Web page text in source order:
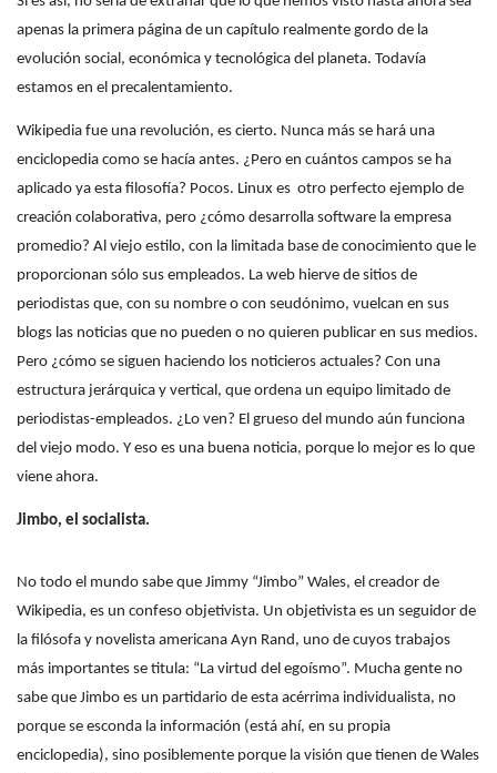
apenas la primera página de un capítulo realmente gordo de la
evolución social, económica y tecnológica del planeta. Todavía
estamos en el precalentamiento.
Wikipedia fue una revolución, es cierto. Nunca más se hará una
enciclopedia como se hacía antes. ¿Pero en cuántos campos se ha
aplicado ya esta filosofía? Pocos. Linux es otro perfecto ejemplo de
creación colaborativa, pero ¿cómo desarrolla software la empresa
promedio? Al viejo estilo, con la limitada base de conocimiento que le
proporcionan sólo sus empleados. La web hierve de sitios de
periodistas que, con su nombre o con seudónimo, vuelcan en sus
blogs las noticias que no pueden o no quieren publicar en sus medios.
Pero ¿cómo se siguen haciendo los noticieros actuales? Con una
estructura jerárquica y vertical, que ordena un equipo limitado de
periodistas-empleados. ¿Lo ven? El grueso del mundo aún funciona
del viejo modo. Y eso es una buena noticia, porque lo mejor es lo que
viene ahora.
Jimbo, el socialista.
No todo el mundo sabe que Jimmy “Jimbo” Wales, el creador de
Wikipedia, es un confeso objetivista. Un objetivista es un seguidor de
la filósofa y novelista americana Ayn Rand, uno de cuyos trabajos
más importantes se titula: “La virtud del egoísmo”. Mucha gente no
sabe que Jimbo es un partidario de esta acérrima individualista, no
porque se esconda la información (está ahí, en su propia
enciclopedia), sino posiblemente porque la visión que tienen de Wales